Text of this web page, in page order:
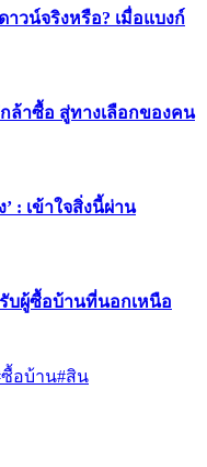
วน์จริงหรือ? เมื่อแบงก์
ล้าซื้อ สู่ทางเลือกของคน
: เข้าใจสิ่งนี้ผ่าน
บผู้ซื้อบ้านที่นอกเหนือ
ซื้อบ้าน#สิน